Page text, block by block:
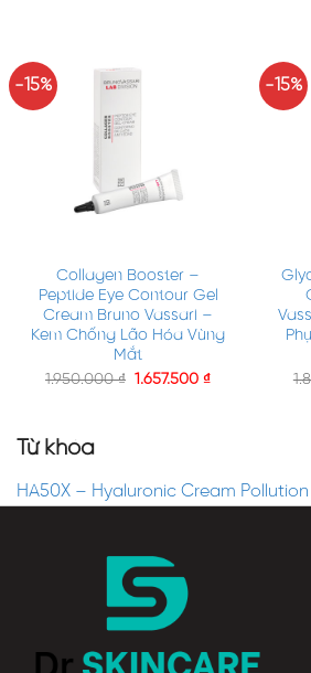
-15%
Collagen Booster –
Peptide Eye Contour Gel
Cream Bruno Vassari –
Kem Chống Lão Hóa Vùng
Mắt
1.950.000₫ 1.657.500₫
-15%
Từ khóa
HA50X – Hyaluronic Cream